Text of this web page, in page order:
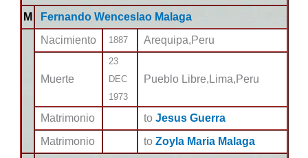
M
Fernando Wenceslao Malaga
Nacimiento
1887 Arequipa,Peru
Muerte
23
DEC
1973
Pueblo Libre,Lima,Peru
Matrimonio to Jesus Guerra
Matrimonio
to Zoyla Maria Malaga